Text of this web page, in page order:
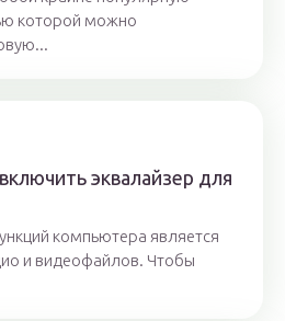
которой можно
эквалайзер для
компьютера является
и видеофайлов. Чтобы